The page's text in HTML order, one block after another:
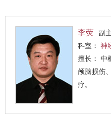
李荧
副
科室： 神
擅长： 中枢神经系统疾病外科治疗，包括
颅脑损伤
疗。